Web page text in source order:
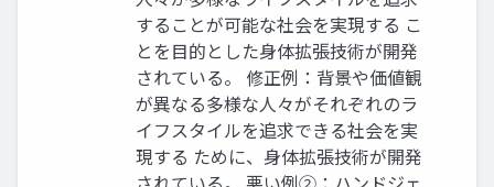
することが可能な社会を実現する こ
とを目的とした身体拡張技術が開発
されている。 修正例：背景や価値観
が異なる多様な人々がそれぞれのラ
イフスタイルを追求できる社会を実
現する ために、身体拡張技術が開発